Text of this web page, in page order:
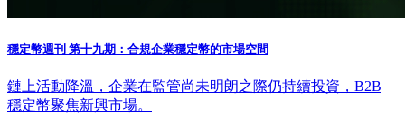
穩定幣週刊 第十九期：合規企業穩定幣的市場空間
鏈上活動降溫，企業在監管尚未明朗之際仍持續投資，B2B
穩定幣聚焦新興市場。